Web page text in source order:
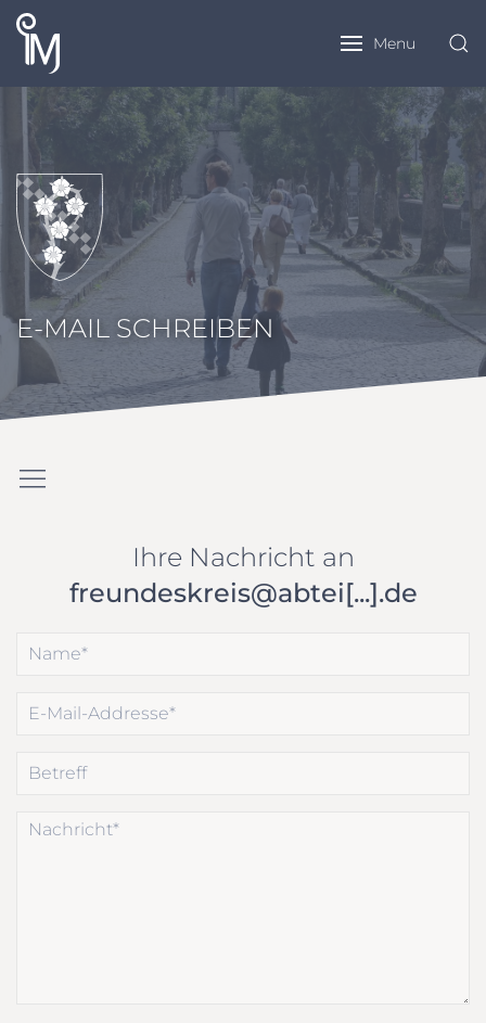
Menu
E-MAIL SCHREIBEN
Ihre Nachricht an
freundeskreis@abtei[...].de